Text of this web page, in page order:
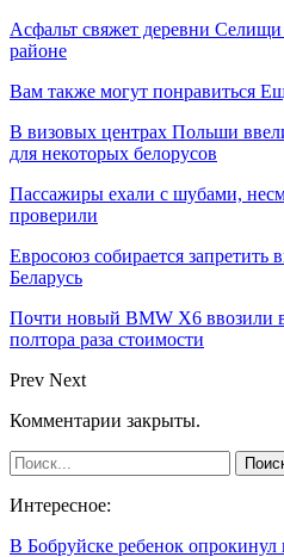
Асфальт свяжет деревни
районе
Вам также могут понравиться
В визовых центрах Польши
для некоторых белорусов
Пассажиры ехали с шубами,
проверили
Евросоюз собирается
Беларусь
Почти новый BMW X6 ввозили
полтора раза стоимости
Prev Next
Комментарии закрыты.
Интересное:
В Бобруйске ребенок опрокинул